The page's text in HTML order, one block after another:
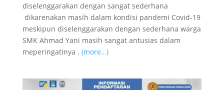
diselenggarakan dengan sangat sederhana
dikarenakan masih dalam kondisi pandemi Covid-19
meskipun diselenggarakan dengan sederhana warga
SMK Ahmad Yani masih sangat antusias dalam
meperingatinya . (more…)